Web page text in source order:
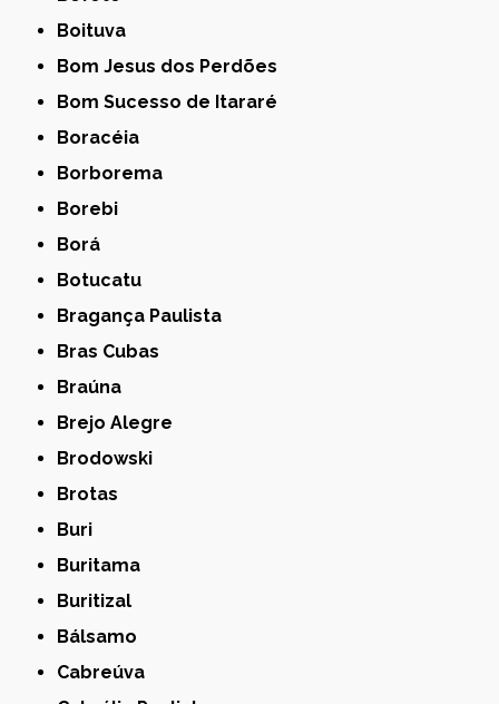
Boituva
Bom Jesus dos Perdões
Bom Sucesso de Itararé
Boracéia
Borborema
Borebi
Borá
Botucatu
Bragança Paulista
Bras Cubas
Braúna
Brejo Alegre
Brodowski
Brotas
Buri
Buritama
Buritizal
Bálsamo
Cabreúva